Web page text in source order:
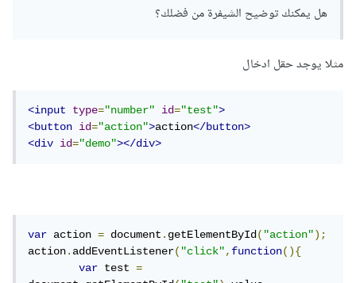
هل يمكنك توضيح الشيفرة من فضلك؟
مثلا يوجد حقل ادخال
<input type="number" id="test">
<button
id="action">action</button>
<div
id="demo"></div>
var action = document.getElementById("action");
action.addEventListener("click",function(){
var test =